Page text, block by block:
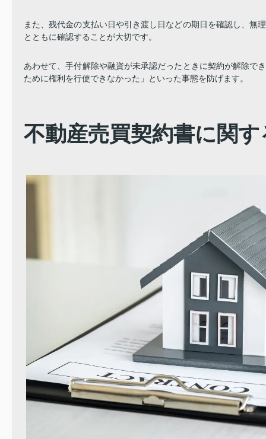
また、残代金の支払い日や引き渡し日などの期日を確認し、無
とともに確認することが大切です。
あわせて、手付解除や融資が未承認だったときに契約が解除で
ために権利を行使できなかった」といった事態を防げます。
不動産売買契約書に関